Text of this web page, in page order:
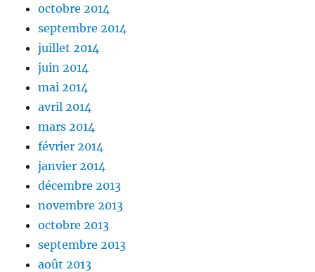
octobre 2014
septembre 2014
juillet 2014
juin 2014
mai 2014
avril 2014
mars 2014
février 2014
janvier 2014
décembre 2013
novembre 2013
octobre 2013
septembre 2013
août 2013